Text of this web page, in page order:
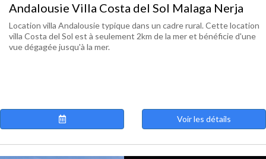
Andalousie Villa Costa del Sol Malaga Nerja
Location villa Andalousie typique dans un cadre rural. Cette location
villa Costa del Sol est à seulement 2km de la mer et bénéficie d'une
vue dégagée jusqu'à la mer.
Voir les détails